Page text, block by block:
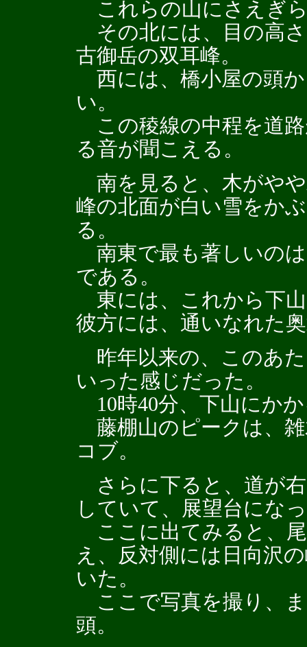
これらの山にさえぎ
その北には、目の高
古御岳の双耳峰。
西には、橋小屋の頭
い。
この稜線の中程を道
る音が聞こえる。
南を見ると、木がや
峰の北面が白い雪をか
る。
南東で最も著しいの
である。
東には、これから下
彼方には、通いなれた
昨年以来の、このあ
いった感じだった。
10時40分、下山にか
藤棚山のピークは、
コブ。
さらに下ると、道が
していて、展望台にな
ここに出てみると、
え、反対側には日向沢
いた。
ここで写真を撮り、
頭。